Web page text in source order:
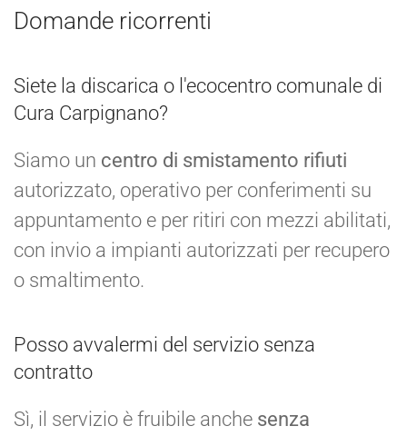
Domande ricorrenti
Siete la discarica o l'ecocentro comunale di
Cura Carpignano?
Siamo un centro di smistamento rifiuti
autorizzato, operativo per conferimenti su
appuntamento e per ritiri con mezzi abilitati,
con invio a impianti autorizzati per recupero
o smaltimento.
Posso avvalermi del servizio senza
contratto
Sì, il servizio è fruibile anche senza